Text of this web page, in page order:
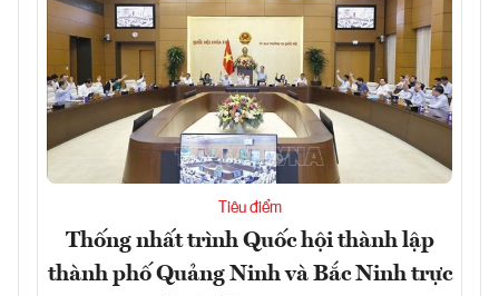
Tiêu điểm
Thống nhất trình Quốc hội thành lập
thành phố Quảng Ninh và Bắc Ninh trực